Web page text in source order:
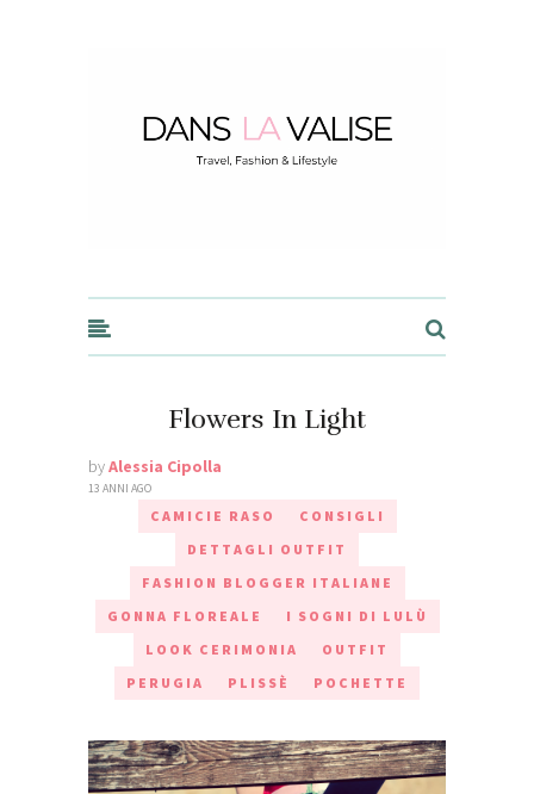
Flowers In Light
byAlessia Cipolla
13 ANNI AGO
CAMICIE RASO
CONSIGLI
DETTAGLI OUTFIT
FASHION BLOGGER ITALIANE
GONNA FLOREALE
I SOGNI DI LULÙ
LOOK CERIMONIA
OUTFIT
PERUGIA
PLISSÈ POCHETTE